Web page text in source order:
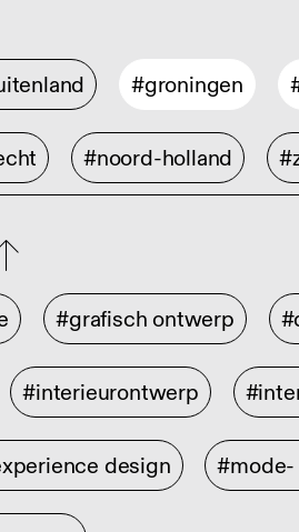
#groningen
#noord-holland
#grafisch ontwerp
#interieurontwerp
design